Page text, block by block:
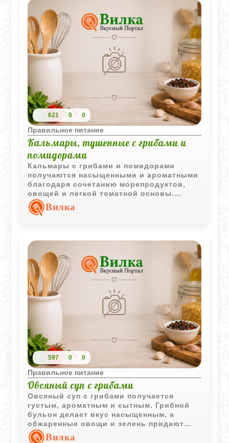
621 0 0
Правильное питание
Кальмары, тушенные с грибами и
помидорами
Кальмары с грибами и помидорами
получаются насыщенными и ароматными
благодаря сочетанию морепродуктов,
овощей и легкой томатной основы.
Блюдо хорошо подходит для горячего
домашнего ужина.
Вилка
597 0 0
Правильное питание
Овсяный суп с грибами
Овсяный суп с грибами получается
густым, ароматным и сытным. Грибной
бульон делает вкус насыщенным, а
обжаренные овощи и зелень придают
блюду домашний характер.
Вилка